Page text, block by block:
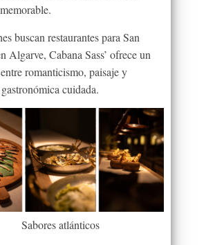
buscan restaurantes para San
Algarve, Cabana Sass’ ofrece un
romanticismo, paisaje y
cuidada.
Sabores atlánticos